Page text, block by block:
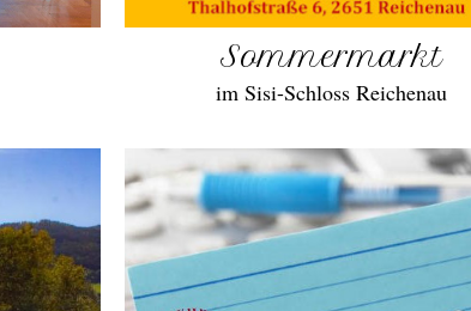
Sommermarkt
im Sisi-Schloss Reichenau